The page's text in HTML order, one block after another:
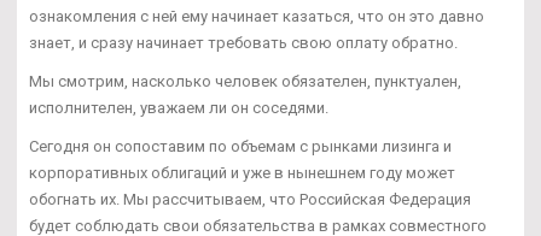
ознакомления с ней ему начинает казаться, что он это давно
знает, и сразу начинает требовать свою оплату обратно.
Мы смотрим, насколько человек обязателен, пунктуален,
исполнителен, уважаем ли он соседями.
Сегодня он сопоставим по объемам с рынками лизинга и
корпоративных облигаций и уже в нынешнем году может
обогнать их. Мы рассчитываем, что Российская Федерация
будет соблюдать свои обязательства в рамках совместного